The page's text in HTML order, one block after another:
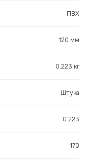
ПВХ
120 мм
0.223 кг
Штука
0.223
170